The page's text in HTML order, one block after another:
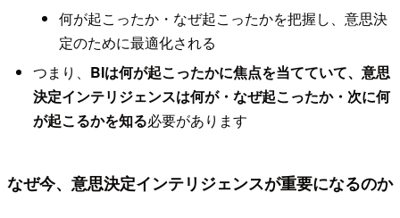
何が起こったか・なぜ起こったかを把握し、意思決
定のために最適化される
つまり、 BIは何が起こったかに焦点を当てていて、意思
決定インテリジェンスは何が・なぜ起こったか・次に何
が起こるかを知る必要があります
なぜ今、意思決定インテリジェンスが重要になるのか